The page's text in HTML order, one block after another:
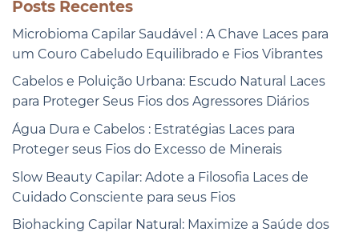
Posts Recentes
Microbioma Capilar Saudável : A Chave Laces para
um Couro Cabeludo Equilibrado e Fios Vibrantes
Cabelos e Poluição Urbana: Escudo Natural Laces
para Proteger Seus Fios dos Agressores Diários
Água Dura e Cabelos : Estratégias Laces para
Proteger seus Fios do Excesso de Minerais
Slow Beauty Capilar: Adote a Filosofia Laces de
Cuidado Consciente para seus Fios
Biohacking Capilar Natural: Maximize a Saúde dos